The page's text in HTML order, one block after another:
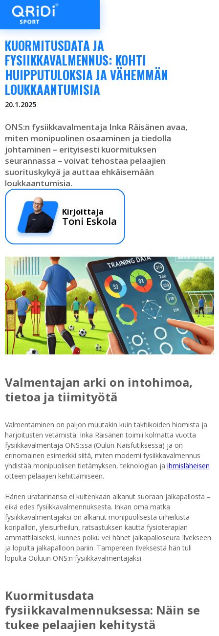
KUORMITUSDATA JA
FYSIIKKAVALMENNUS: KOHTI
HUIPPUTULOKSIA JA VÄHEMMÄN
LOUKKAANTUMISIA
20.1.2025
ONS:n fysiikkavalmentaja Inka Räisänen avaa,
miten monipuolinen osaaminen ja tiedolla
johtaminen – erityisesti kuormituksen
seurannassa – voivat tehostaa pelaajien
suorituskykyä ja auttaa ehkäisemään
loukkaantumisia.
Kirjoittaja
Toni Eskola
Valmentajan arki on intohimoa,
tietoa ja tiimityötä
Valmentaminen on paljon muutakin kuin taktiikoiden hiomista ja
harjoitusten vetämistä. Inka Räisänen toimii kolmatta vuotta
fysiikkavalmentaja ONS:ssa (Oulun Naisfutiksessa) ja on
erinomainen esimerkki siitä, miten moderni fysiikkavalmennus
yhdistää monipuolisen tietämyksen, teknologian ja ihmisläheisen
otteen pelaajien kehittämiseen.
Hänen uratarinansa ei kuitenkaan alkanut suoraan jalkapallosta –
eikä edes fysiikkavalmennuksesta. Inkan oma matka
fysiikkavalmentajaksi on alkanut monipuolisesta urheilusta
koripallon, yleisurheilun, ratsastuksen kautta fysioterapian
ammattilaiseksi, kunnes polku vei hänet jalkapalloseura Ilvekseen
ja lopulta jalkapalloon pariin. Tampereen Ilveksestä hän tuli
lopulta Ouluun ONS:n fysiikkavalmentajaksi.
Kuormitusdata
fysiikkavalmennuksessa: Näin se
tukee pelaajien kehitystä